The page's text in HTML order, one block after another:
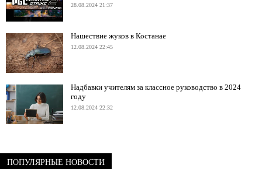
28.08.2024 21:37
Нашествие жуков в Костанае
12.08.2024 22:45
Надбавки учителям за классное руководство в 2024
году
12.08.2024 22:32
ПОПУЛЯРНЫЕ НОВОСТИ